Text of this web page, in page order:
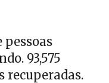
pessoas
93,575
recuperadas.